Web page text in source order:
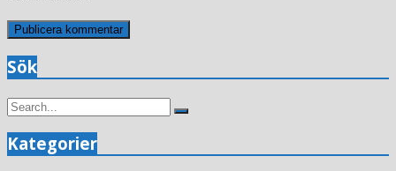
Sök
Search
Search
Kategorier